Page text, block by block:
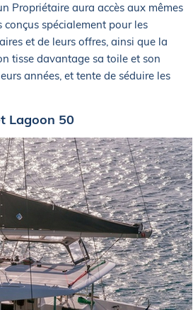
Propriétaire aura accès aux mêmes
spécialement pour les
et de leurs offres, ainsi que la
tisse davantage sa toile et son
années, et tente de séduire les
Lagoon 50